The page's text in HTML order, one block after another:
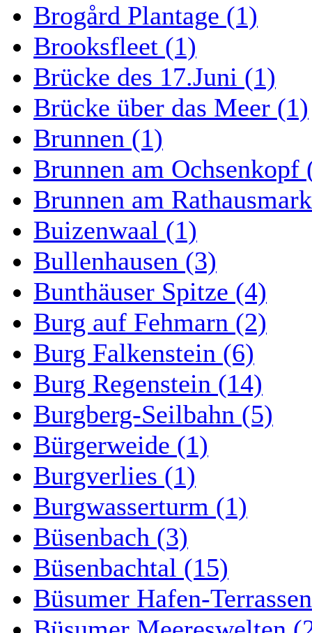
Brogård Plantage (1)
Brooksfleet (1)
Brücke des 17.Juni (1)
Brücke über das Meer (1)
Brunnen (1)
Brunnen am Ochsenkopf
Brunnen am
Buizenwaal (1)
Bullenhausen (3)
Bunthäuser Spitze (4)
Burg auf Fehmarn (2)
Burg Falkenstein (6)
Burg Regenstein (14)
Burgberg-Seilbahn (5)
Bürgerweide (1)
Burgverlies (1)
Burgwasserturm (1)
Büsenbach (3)
Büsenbachtal (15)
Büsumer Hafen-